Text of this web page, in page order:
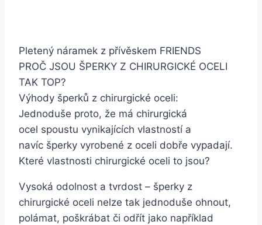
Pletený náramek z přívěskem FRIENDS
PROČ JSOU ŠPERKY Z CHIRURGICKÉ OCELI
TAK TOP?
Výhody šperků z chirurgické oceli:
Jednoduše proto, že má chirurgická
ocel spoustu vynikajících vlastností a
navíc šperky vyrobené z oceli dobře vypadají.
Které vlastnosti chirurgické oceli to jsou?
Vysoká odolnost a tvrdost – šperky z
chirurgické oceli nelze tak jednoduše ohnout,
polámat, poškrábat či odřít jako například